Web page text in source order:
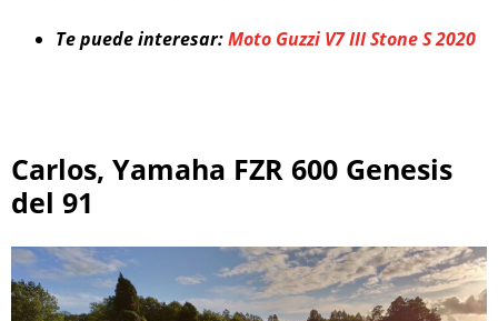
Te puede interesar:Moto Guzzi V7 III Stone S 2020
Carlos, Yamaha FZR 600 Genesis
del 91